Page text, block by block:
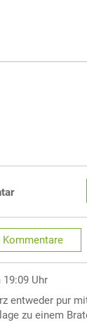
Kommentare
19:09 Uhr
entweder pur
zu einem